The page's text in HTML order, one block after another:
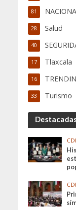
81
Salud
28
40
Tlaxcala
17
16
Turismo
33